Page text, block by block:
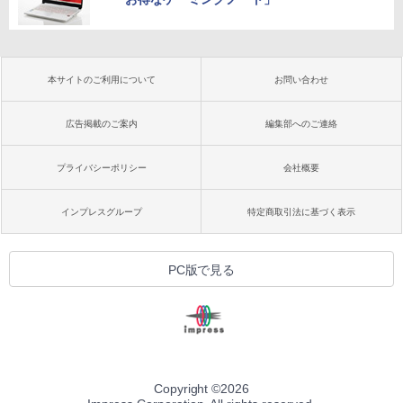
本サイトのご利用について お問い合わせ
広告掲載のご案内 編集部へのご連絡
プライバシーポリシー 会社概要
インプレスグループ 特定商取引法に基づく表示
PC版で見る
Copyright ©2026